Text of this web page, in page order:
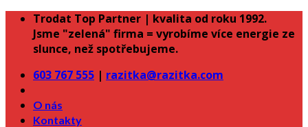
Skip
content
Trodat Top Partner | kvalita od roku 1992.
Jsme "zelená" firma = vyrobíme více energie ze
slunce, než spotřebujeme.
603 767 555 | razitka@razitka.com
O nás
Kontakty